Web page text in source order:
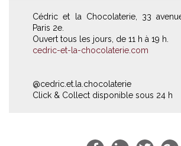
Cédric et la Chocolaterie, 33
Paris 2e.
Ouvert tous les jours, de 11 h à 19 h.
cedric-et-la-chocolaterie.com
@cedric.et.la.chocolaterie
Click & Collect disponible sous 24 h